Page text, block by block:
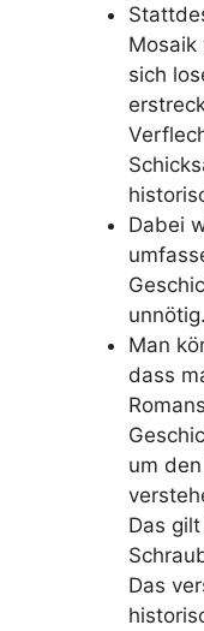
Mosaik
sich
Dabei
unnötig.
Man
dass
um
Das
Das